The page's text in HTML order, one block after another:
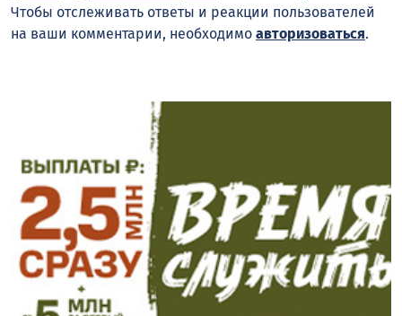
Чтобы отслеживать ответы и реакции пользователей
на ваши комментарии, необходимо авторизоваться.